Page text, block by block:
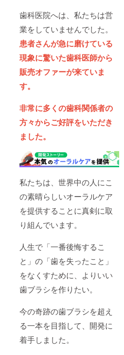
歯科医院へは、私たちは営
業をしていませんでした。
患者さんが急に磨けている
現象に驚いた歯科医師から
販売オファーが来ていま
す。
非常に多くの歯科関係者の
方々からご好評をいただき
ました。
私たちは、世界中の人にこ
の素晴らしいオーラルケア
を提供することに真剣に取
り組んでいます。
人生で「一番後悔するこ
と」の「歯を失ったこと」
をなくすために、よりいい
歯ブラシを作りたい。
今の奇跡の歯ブラシを超え
る一本を目指して、開発に
着手しました。